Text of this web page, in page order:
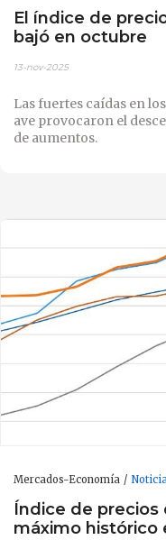
El índice de
bajó en octubre
13-nov-2025
Las fuertes caídas en
ave provocaron el
de aumentos.
Mercados-Economía
Índice de precios
máximo histórico